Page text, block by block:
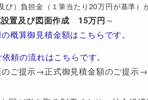
）負担金（１筆当たり20万円が基準）
置及び図面作成 15万円 ～
概算御見積金額はこちらです。
依頼の流れはこちらです。
ご提示→正式御見積金額のご提示→